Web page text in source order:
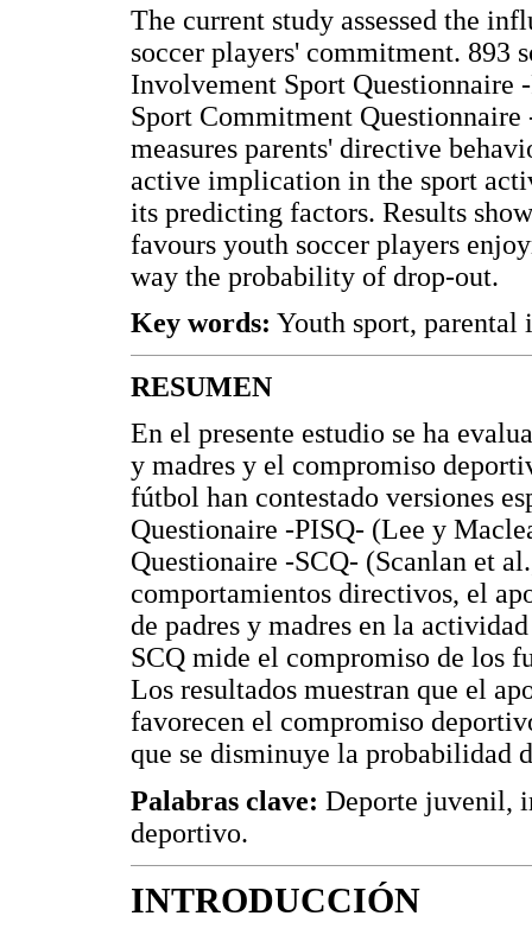
The current study assessed the
soccer players' commitment. 893
Involvement Sport Questionnaire
Sport Commitment
measures parents' directive
active implication in the sport
its predicting factors. Results
favours youth soccer players
way the probability of drop-out.
Key words: Youth sport,
RESUMEN
En el presente estudio se ha
y madres y el compromiso
fútbol han contestado versiones
Questionaire -PISQ- (Lee y
Questionaire -SCQ- (Scanlan et
comportamientos directivos, el
de padres y madres en la
SCQ mide el compromiso de los
Los resultados muestran que el
favorecen el compromiso
que se disminuye la probabilidad
Palabras clave: Deporte juvenil,
deportivo.
INTRODUCCIÓN